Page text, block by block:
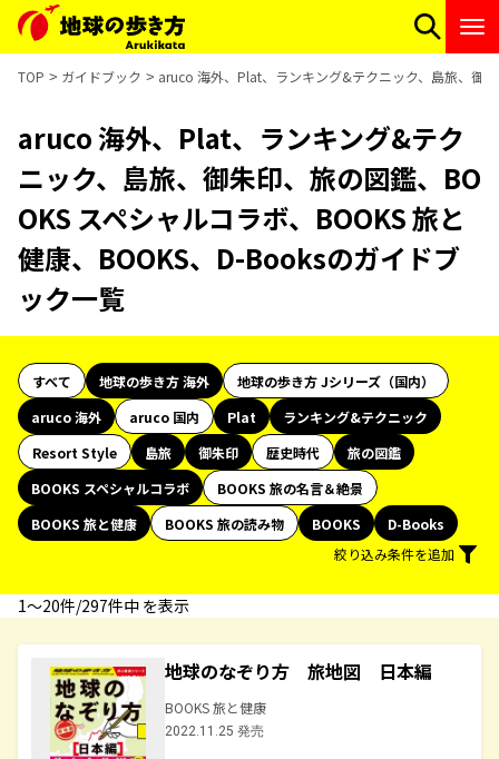
TOP ガイドブック aruco 海外、Plat、ランキング&テクニック、島旅、御
aruco 海外、Plat、ランキング&テク
ニック、島旅、御朱印、旅の図鑑、BO
OKS スペシャルコラボ、BOOKS 旅と
健康、BOOKS、D-Booksのガイドブ
ック一覧
すべて 地球の歩き方 海外
地球の歩き方 Jシリーズ（国内）
aruco 海外
aruco 国内 Plat
ランキング&テクニック
Resort Style
島旅 御朱印 歴史時代
旅の図鑑
BOOKS スペシャルコラボ
BOOKS 旅の名言＆絶景
BOOKS 旅と健康
BOOKS 旅の読み物 BOOKS
D-Books
絞り込み条件を追加
1〜20件/297件中 を表示
地球のなぞり方 旅地図 日本編
BOOKS 旅と健康
2022.11.25 発売